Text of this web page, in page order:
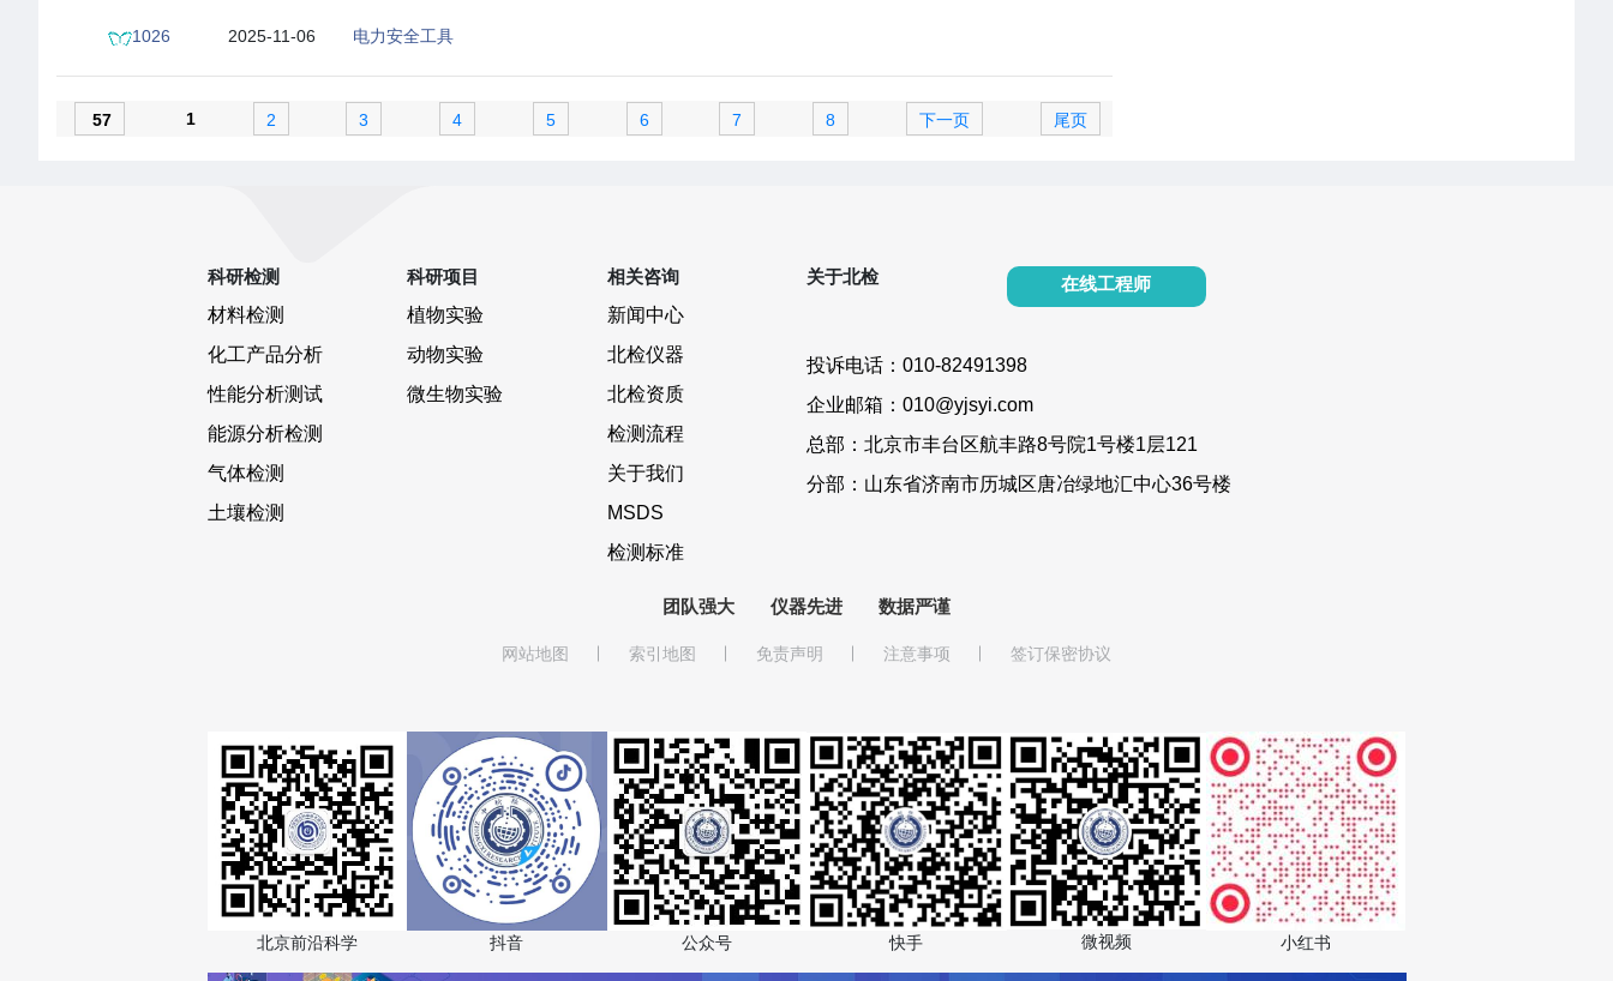
1026
2025-11-06
电力安全工具
57 1 2 3 4 5 6 7 8 下一页 尾页
科研检测
材料检测
化工产品分析
性能分析测试
能源分析检测
气体检测
土壤检测
科研项目
植物实验
动物实验
微生物实验
相关咨询
新闻中心
北检仪器
北检资质
检测流程
关于我们
MSDS
检测标准
关于北检
投诉电话：010-82491398
企业邮箱：010@yjsyi.com
总部：北京市丰台区航丰路8号院1号楼1层121
分部：山东省济南市历城区唐冶绿地汇中心36号楼
在线工程师
团队强大 仪器先进 数据严谨
网站地图 索引地图 免责声明 注意事项 签订保密协议
北京前沿科学 抖音 公众号 快手 微视频 小红书